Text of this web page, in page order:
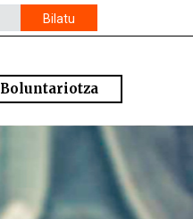
Boluntariotza